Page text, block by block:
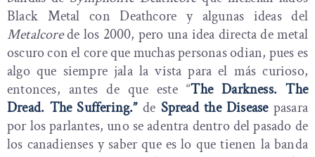
Black Metal con Deathcore y algunas ideas del
Metalcorede los 2000, pero una idea directa de metal
oscuro con el core que muchas personas odian, pues es
algo que siempre jala la vista para el más curioso,
entonces, antes de que este “The Darkness.The
Dread. The Suffering.” de Spread the Disease pasara
por los parlantes, uno se adentra dentro del pasado de
los canadienses y saber que es lo que tienen la banda